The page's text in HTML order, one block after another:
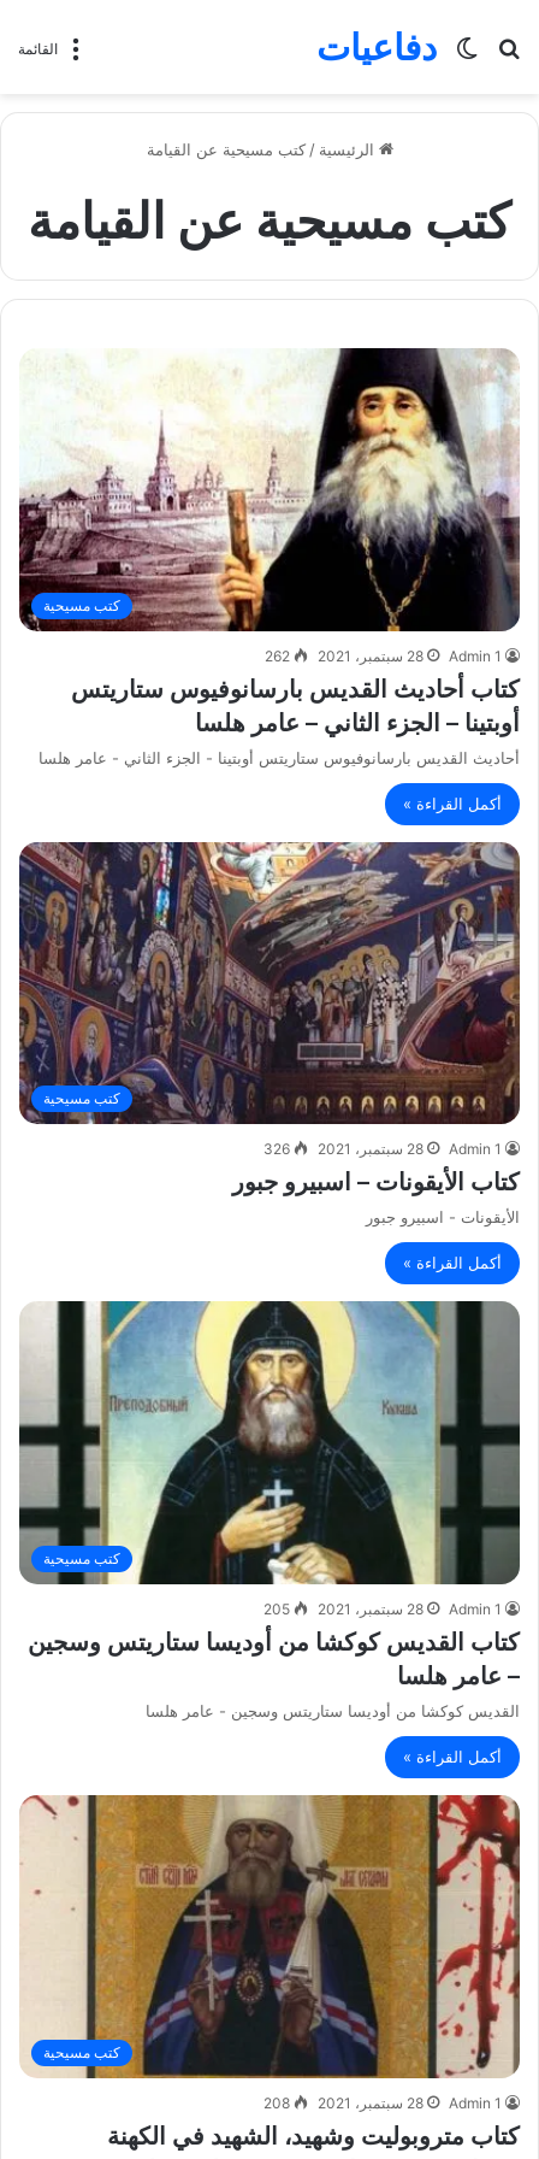
القائمة دفاعيات
بحث
الوضع
الرئيسية / كتب مسيحية عن القيامة
كتب مسيحية عن القيامة
كتب مسيحية
Admin 1 28 سبتمبر، 2021 262
كتاب أحاديث القديس بارسانوفيوس ستاريتس
أوبتينا – الجزء الثاني – عامر هلسا
أحاديث القديس بارسانوفيوس ستاريتس أوبتينا - الجزء الثاني - عامر هلسا
أكمل القراءة »
كتب مسيحية
Admin 1 28 سبتمبر، 2021 326
كتاب الأيقونات – اسبيرو جبور
الأيقونات - اسبيرو جبور
أكمل القراءة »
كتب مسيحية
Admin 1 28 سبتمبر، 2021 205
كتاب القديس كوكشا من أوديسا ستاريتس وسجين
– عامر هلسا
القديس كوكشا من أوديسا ستاريتس وسجين - عامر هلسا
أكمل القراءة »
كتب مسيحية
Admin 1 28 سبتمبر، 2021 208
كتاب متروبوليت وشهيد، الشهيد في الكهنة